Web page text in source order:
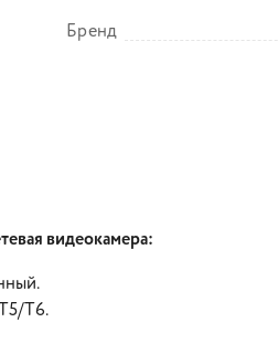
Бренд
видеокамера:
Т6.